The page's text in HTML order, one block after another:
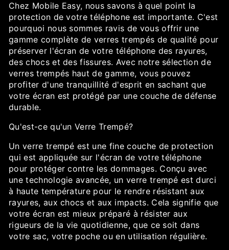
Chez Mobile Easy, nous savons à quel point la
protection de votre téléphone est importante. C'est
pourquoi nous sommes ravis de vous offrir une
gamme complète de verres trempés de qualité pour
préserver l'écran de votre téléphone des rayures,
des chocs et des fissures. Avec notre sélection de
verres trempés haut de gamme, vous pouvez
profiter d'une tranquillité d'esprit en sachant que
votre écran est protégé par une couche de défense
durable.
Qu'est-ce qu'un Verre Trempé?
Un verre trempé est une fine couche de protection
qui est appliquée sur l'écran de votre téléphone
pour protéger contre les dommages. Conçu avec
une technologie avancée, un verre trempé est durci
à haute température pour le rendre résistant aux
rayures, aux chocs et aux impacts. Cela signifie que
votre écran est mieux préparé à résister aux
rigueurs de la vie quotidienne, que ce soit dans
votre sac, votre poche ou en utilisation régulière.